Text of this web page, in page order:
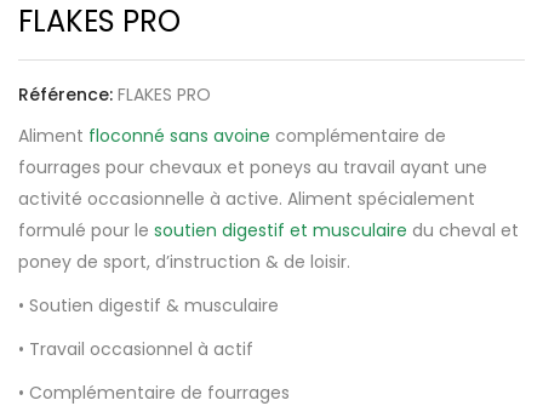
FLAKES PRO
Référence: FLAKES PRO
Aliment floconné sans avoine complémentaire de
fourrages pour chevaux et poneys au travail ayant une
activité occasionnelle à active. Aliment spécialement
formulé pour le soutien digestif et musculaire du cheval et
poney de sport, d’instruction & de loisir.
• Soutien digestif & musculaire
• Travail occasionnel à actif
• Complémentaire de fourrages